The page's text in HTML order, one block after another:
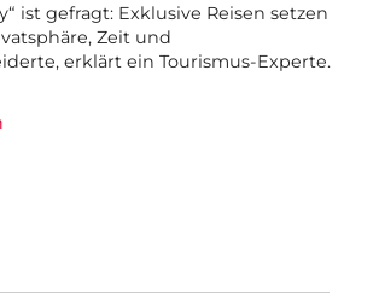
ist gefragt: Exklusive Reisen setzen
Zeit und
erklärt ein Tourismus-Experte.